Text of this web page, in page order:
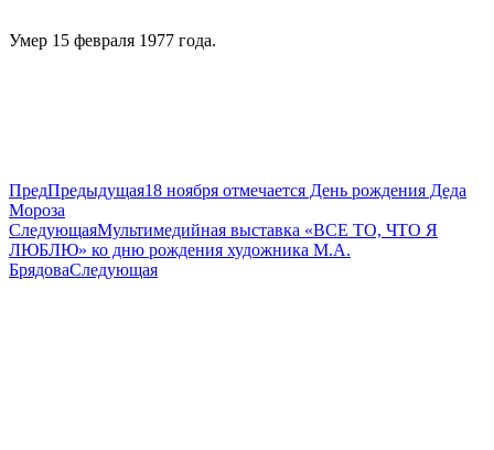
Умер 15 февраля 1977 года.
ПредПредыдущая18 ноября отмечается День рождения Деда
Мороза
СледующаяМультимедийная выставка «ВСЕ ТО, ЧТО Я
ЛЮБЛЮ» ко дню рождения художника М.А.
БрядоваСледующая